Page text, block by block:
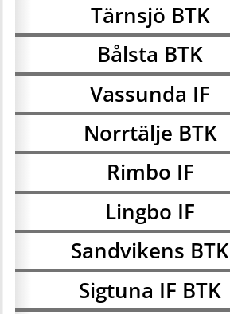
Tärnsjö BTK
Bålsta BTK
Vassunda IF
Norrtälje BTK
Rimbo IF
Lingbo IF
Sandvikens BTK
Sigtuna IF BTK